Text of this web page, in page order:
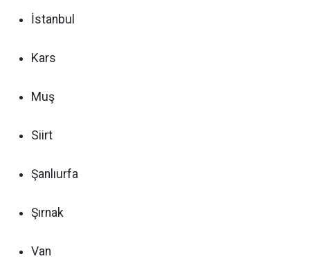
İstanbul
Kars
Muş
Siirt
Şanlıurfa
Şırnak
Van